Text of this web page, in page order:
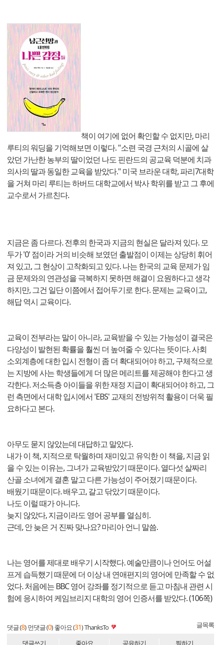
책이 여기에 없어 확인할 수 없지만, 마리
루티의 워딩을 기억해보면 이렇다. "소련 국경 근처의 시골에 살
았던 가난한 농부의 딸이었던 나도 핀란드의 공교육 덕분에 치과
의사의 딸과 동일한 교육을 받았다." 미국 브라운 대학, 파리7대학
을 거쳐 마리 루티는 하버드 대학교에서 박사 학위를 받고 그 후에
교수로서 가르친다.
지금은 좀 다르다. 전후의 한국과 지금의 현실은 달라져 있다. 모
두가 '0' 점이라 거의 비슷해 보였던 출발점이 이제는 상당히 휘어
져 있고, 그 현상이 고착화되고 있다. 나는 한국의 교육 문제가 임
금 문제와의 연관성을 극복하지 못하면 해결이 요원하다고 생각
하지만, 그건 일단 이쯤에서 접어두기로 한다. 문제는 교육이고,
해답 역시 교육이다.
교육이 전부라는 말이 아니라, 교육받을 수 있는 가능성이 결국은
다양성이 발현된 확률을 훨씬 더 높여줄 수 있다는 뜻이다. 사회
소외계층에 대한 입시 전형이 좀 더 확대되어야 하고, 구체적으로
는 지방에 사는 학생들에게 더 많은 메리트를 제공해야 한다고 생
각한다. 저소득층 아이들을 위한 재정 지급이 확대되어야 하고, 그
런 측면에서 대학 입시에서 'EBS' 교재의 전방위적 활용이 더욱 필
요하다고 본다.
아무도 묻지 않았는데 대답하고 말았다.
내가 이 책, 지적으로 탁월하며 재미있고 유익한 이 책을, 지금 읽
을 수 있는 이유는, 그녀가 교육받았기 때문이다. 열다섯 살짜리
산골 소녀에게 결혼 말고 다른 가능성이 주어졌기 때문이다.
배웠기 때문이다. 배우고, 갈고 닦았기 때문이다.
나도 이럴 때가 아니다.
늦지 않았다, 지금이라도 영어 공부를 열심히.
근데, 안 늦은 거 진짜 맞나요? 마리아 언니 말씀.
나는 영어를 제대로 배우기 시작했다. 예술만큼이나 언어도 어설
프게 습득했기 때문에 더 이상 내 연애편지의 영어에 만족할 수 없
었다. 처음에는 BBC 영어 강좌를 정기적으로 듣고 마침내 관련 시
험에 응시하여 케임브리지 대학의 영어 인증서를 받았다. (106쪽)
댓글 (8) 먼댓글 (0) 좋아요 (31)ThanksTo 글목록
댓글쓰기 좋아요 공유하기 찜하기